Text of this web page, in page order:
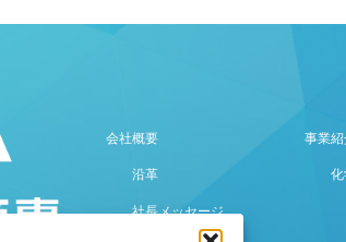
会社概要
沿革
社長メッセージ
事業